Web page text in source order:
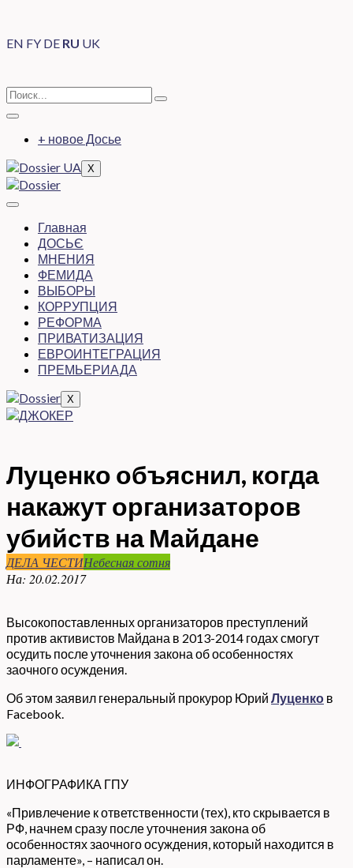
EN FY DE RU UK
+ новое Досье
X
Главная
ДОСЬЄ
МНЕНИЯ
ФЕМИДА
ВЫБОРЫ
КОРРУПЦИЯ
РЕФОРМА
ПРИВАТИЗАЦИЯ
ЕВРОИНТЕГРАЦИЯ
ПРЕМЬЕРИАДА
X
Луценко объяснил, когда
накажут организаторов
убийств на Майдане
ДЕЛА ЧЕСТИНебесная сотня
На: 20.02.2017
Высокопоставленных организаторов преступлений
против активистов Майдана в 2013-2014 годах смогут
осудить после уточнения закона об особенностях
заочного осуждения.
Об этом заявил генеральный прокурор Юрий Луценко в
Facebook.
ИНФОГРАФИКА ГПУ
«Привлечение к ответственности (тех), кто скрывается в
РФ, начнем сразу после уточнения закона об
особенностях заочного осуждения, который находится в
парламенте», – написал он.